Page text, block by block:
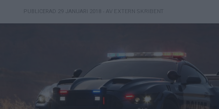
PUBLICERAD 29 JANUARI 2018 - AV EXTERN SKRIBENT